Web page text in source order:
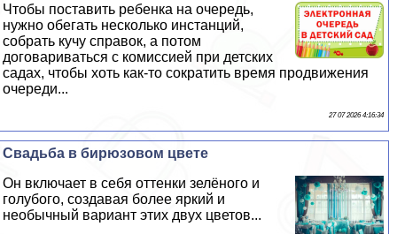
Чтобы поставить ребенка на очередь,
нужно обегать несколько инстанций,
собрать кучу справок, а потом
договариваться с комиссией при детских
садах, чтобы хоть как-то сократить время продвижения
очереди...
27 07 2026 4:16:34
Свадьба в бирюзовом цвете
Он включает в себя оттенки зелёного и
гoлyбого, создавая более яркий и
необычный вариант этих двух цветов...